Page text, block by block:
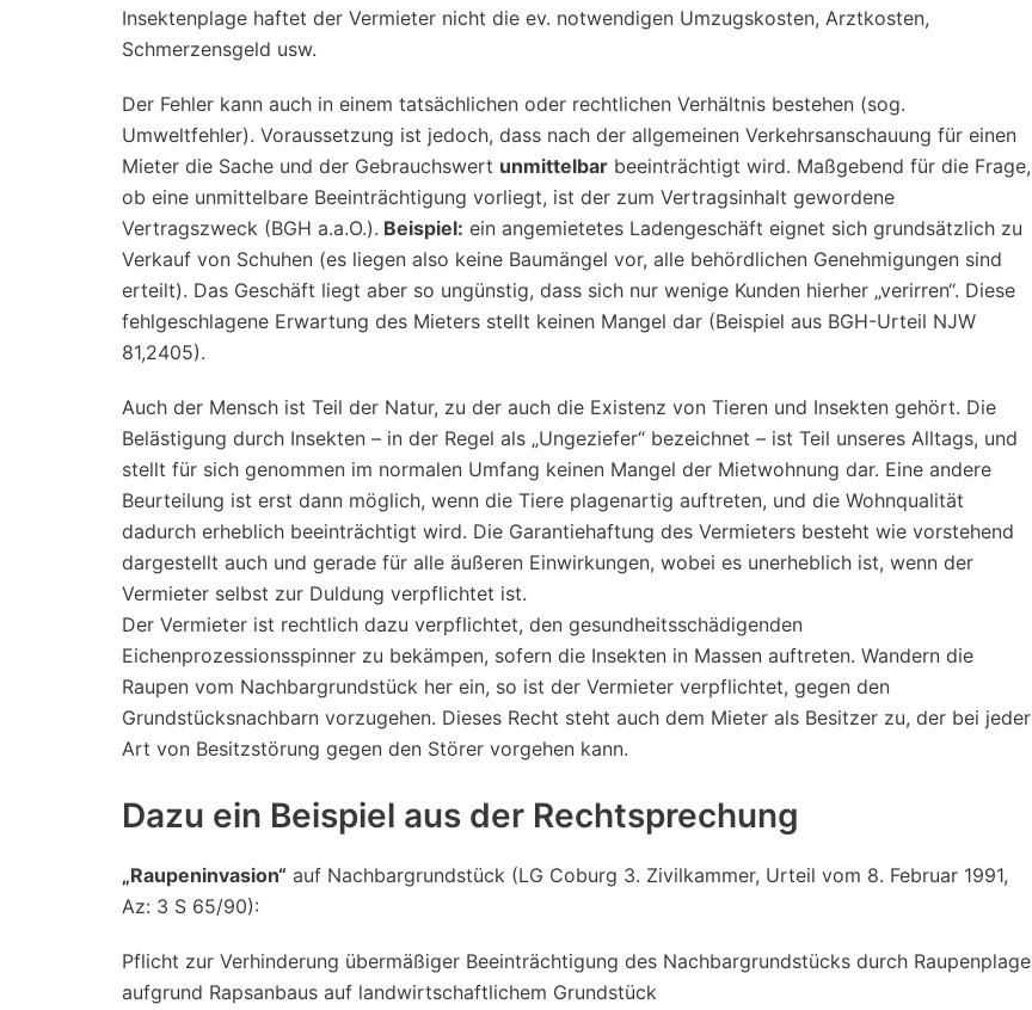
Insektenplage haftet der Vermieter nicht die ev. notwendigen Umzugskosten, Arztkosten,
Schmerzensgeld usw.
Der Fehler kann auch in einem tatsächlichen oder rechtlichen Verhältnis bestehen (sog.
Umweltfehler). Voraussetzung ist jedoch, dass nach der allgemeinen Verkehrsanschauung für einen
Mieter die Sache und der Gebrauchswert unmittelbar beeinträchtigt wird. Maßgebend für die Frage,
ob eine unmittelbare Beeinträchtigung vorliegt, ist der zum Vertragsinhalt gewordene
Vertragszweck (BGH a.a.O.). Beispiel: ein angemietetes Ladengeschäft eignet sich grundsätzlich zu
Verkauf von Schuhen (es liegen also keine Baumängel vor, alle behördlichen Genehmigungen sind
erteilt). Das Geschäft liegt aber so ungünstig, dass sich nur wenige Kunden hierher „verirren“. Diese
fehlgeschlagene Erwartung des Mieters stellt keinen Mangel dar (Beispiel aus BGH-Urteil NJW
81,2405).
Auch der Mensch ist Teil der Natur, zu der auch die Existenz von Tieren und Insekten gehört. Die
Belästigung durch Insekten – in der Regel als „Ungeziefer“ bezeichnet – ist Teil unseres Alltags, und
stellt für sich genommen im normalen Umfang keinen Mangel der Mietwohnung dar. Eine andere
Beurteilung ist erst dann möglich, wenn die Tiere plagenartig auftreten, und die Wohnqualität
dadurch erheblich beeinträchtigt wird. Die Garantiehaftung des Vermieters besteht wie vorstehend
dargestellt auch und gerade für alle äußeren Einwirkungen, wobei es unerheblich ist, wenn der
Vermieter selbst zur Duldung verpflichtet ist.
Der Vermieter ist rechtlich dazu verpflichtet, den gesundheitsschädigenden
Eichenprozessionsspinner zu bekämpen, sofern die Insekten in Massen auftreten. Wandern die
Raupen vom Nachbargrundstück her ein, so ist der Vermieter verpflichtet, gegen den
Grundstücksnachbarn vorzugehen. Dieses Recht steht auch dem Mieter als Besitzer zu, der bei jeder
Art von Besitzstörung gegen den Störer vorgehen kann.
Dazu ein Beispiel aus der Rechtsprechung
„Raupeninvasion“ auf Nachbargrundstück (LG Coburg 3. Zivilkammer, Urteil vom 8. Februar 1991,
Az: 3 S 65/90):
Pflicht zur Verhinderung übermäßiger Beeinträchtigung des Nachbargrundstücks durch Raupenplage
aufgrund Rapsanbaus auf landwirtschaftlichem Grundstück